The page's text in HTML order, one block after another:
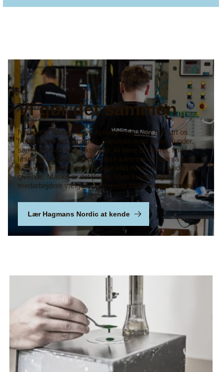
Vi gør det sammen
Når vi ser tilbage, ser vi tydeligt vejen, der har ført os
frem: vi gør det sammen. Sammen med vores kunder,
sammen med vores kolleger. At blive udfordret, finde
løsninger, udvikle sig og vokse sammen er lige så sjovt,
som det er meningsfuldt. Ikke altid nemt, men altid
givende. Måske er det derfor, både kunder og
medarbejdere vælger os og gerne bliver hos os længe.
Lær Hagmans Nordic at kende